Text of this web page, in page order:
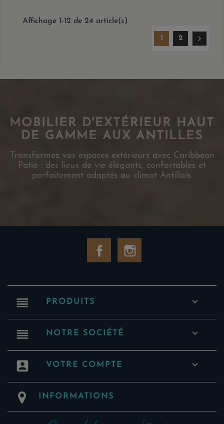
Affichage 1-12 de 24 article(s)
1 2
MOBILIER D'EXTÉRIEUR HAUT
DE GAMME AUX ANTILLES
Transformez vos espaces extérieurs avec Caribbean
Patio : des lieux de vie élégants, confortables et
parfaitement adaptés au climat Antillais.
Facebook
reorder PRODUITS 
reorder NOTRE SOCIÉTÉ 
account_box VOTRE COMPTE 
INFORMATIONS